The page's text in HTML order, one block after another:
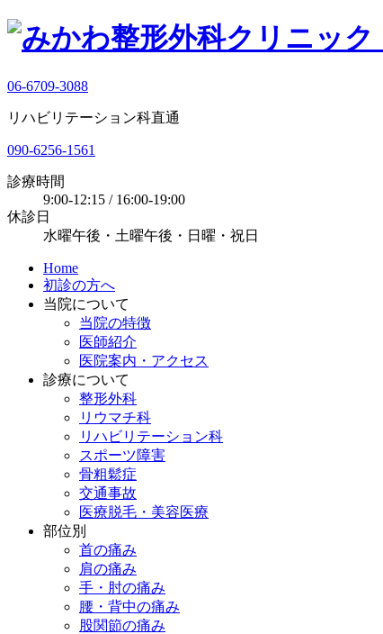
06-6709-3088
リハビリテーション科直通
090-6256-1561
診療時間
9:00-12:15 / 16:00-19:00
休診日
水曜午後・土曜午後・日曜・祝日
Home
初診の方へ
当院について
当院の特徴
医師紹介
医院案内・アクセス
診療について
整形外科
リウマチ科
リハビリテーション科
スポーツ障害
骨粗鬆症
交通事故
医療脱毛・美容医療
部位別
首の痛み
肩の痛み
手・肘の痛み
腰・背中の痛み
股関節の痛み